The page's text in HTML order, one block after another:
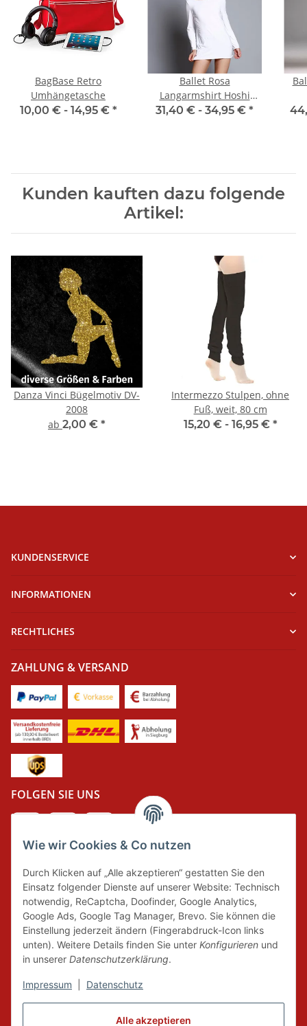
Alle akzeptieren
Wie wir Cookies & Co nutzen
Durch Klicken auf „Alle akzeptieren“ gestatten Sie den
Einsatz folgender Dienste auf unserer Website: Technisch
notwendig, ReCaptcha, Doofinder, Google Analytics,
Google Ads, Google Tag Manager, Brevo. Sie können die
Einstellung jederzeit ändern (Fingerabdruck-Icon links
unten). Weitere Details finden Sie unter Konfigurieren und
in unserer Datenschutzerklärung.
Impressum Datenschutz
BagBase Retro
Umhängetasche
10,00 € - 14,95 € *
Ballet Rosa
Langarmshirt Hoshi
schwarz
31,40 € - 34,95 € *
Kunden kauften dazu folgende
Artikel:
Danza Vinci Bügelmotiv DV-
2008
ab 2,00 € *
Intermezzo Stulpen, ohne
Fuß, weit, 80 cm
15,20 € - 16,95 € *
KUNDENSERVICE
INFORMATIONEN
RECHTLICHES
ZAHLUNG & VERSAND
FOLGEN SIE UNS
Wir tragen Verantwortung und erfüllen unsere
Pflichten zur Systembeteiligung nach dem
Verpackungsgesetz.
FAIRCOMMERCE
Wir sind seit 04.12.2015 Mitglied der Initiative